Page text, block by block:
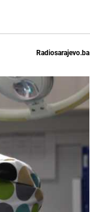
Radiosarajevo.ba